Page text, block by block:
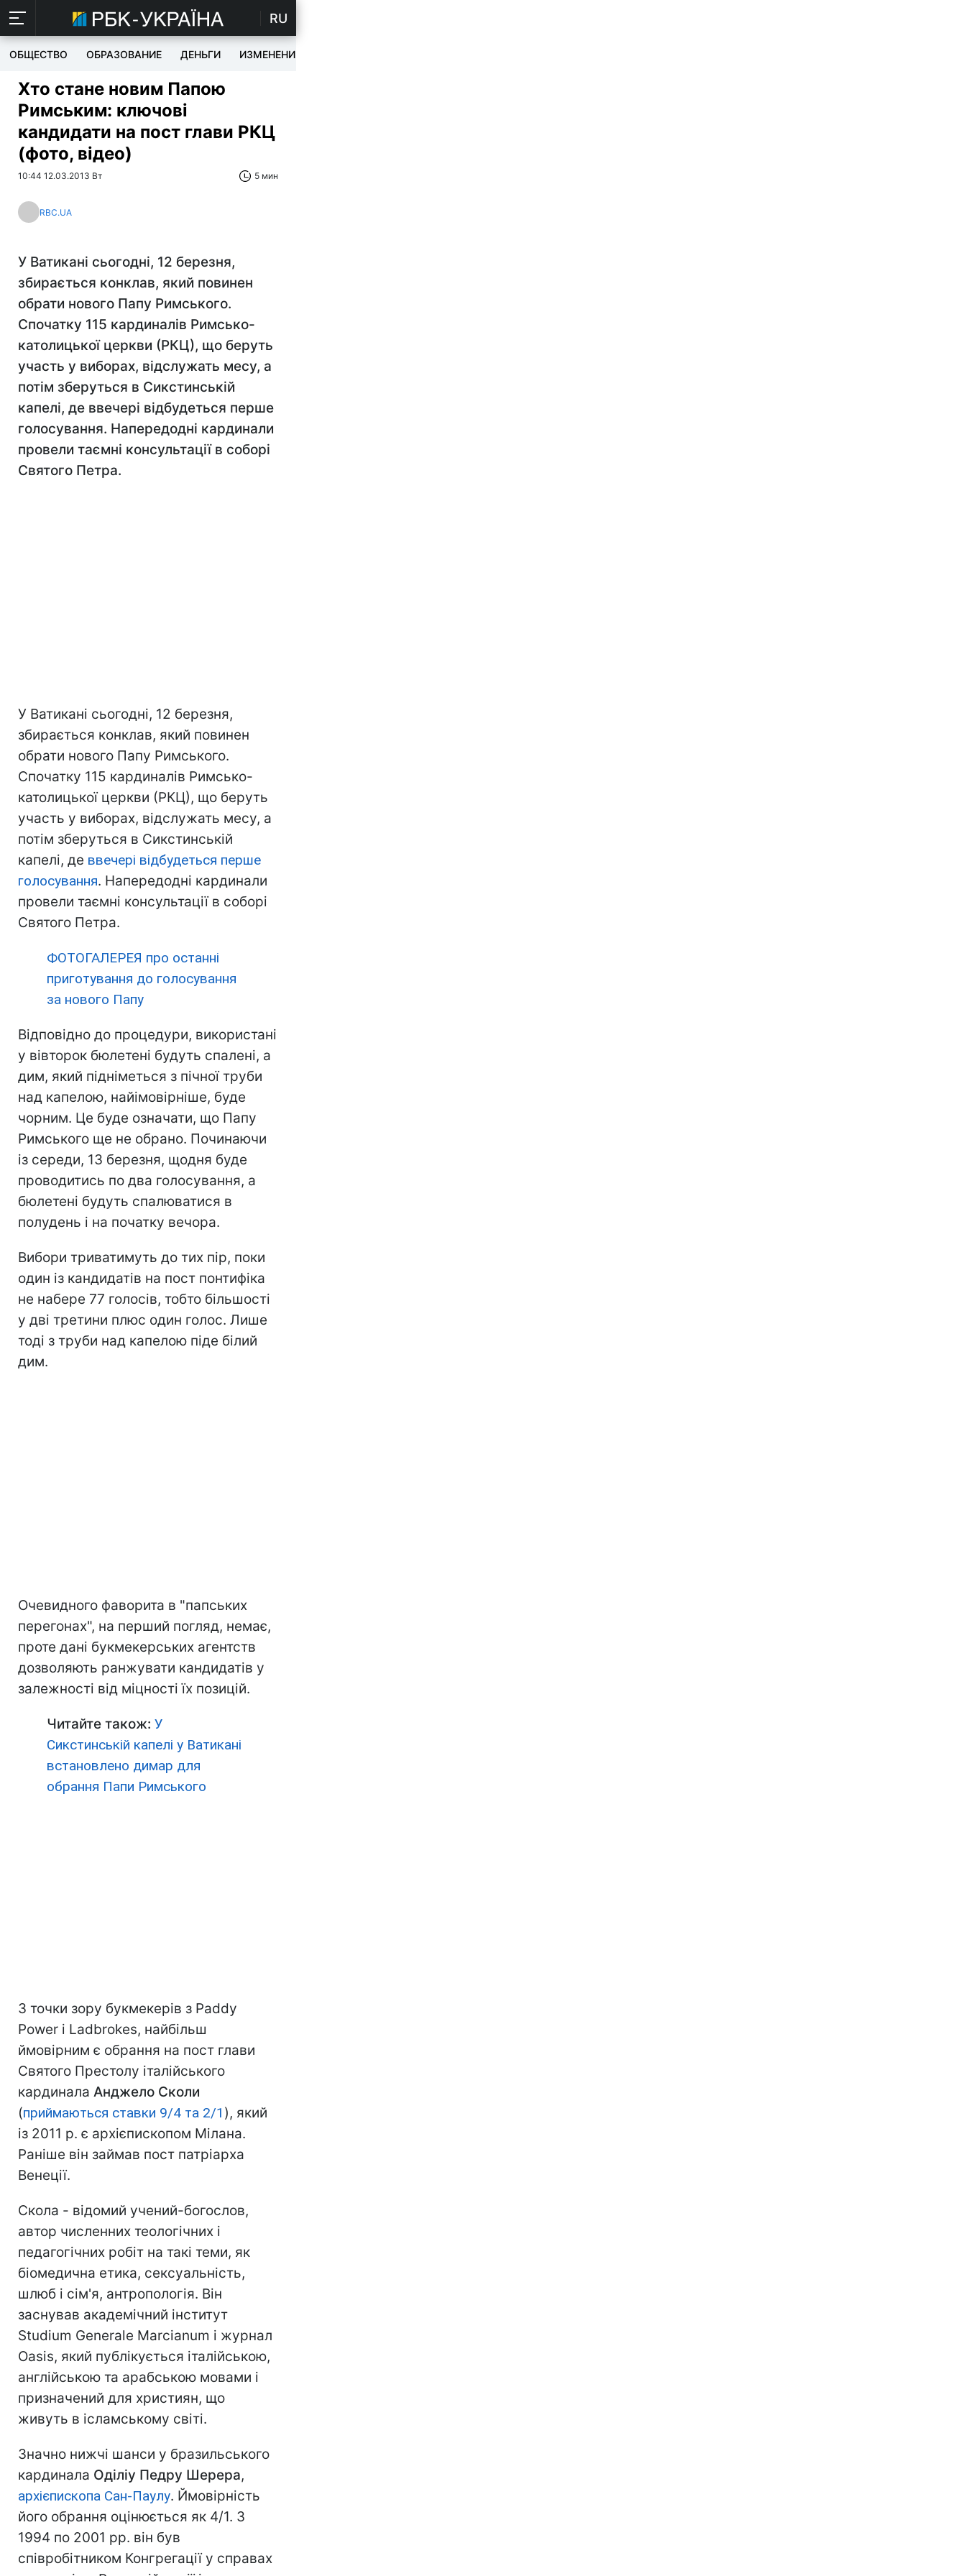
RU
ОБЩЕСТВО ОБРАЗОВАНИЕ ДЕНЬГИ ИЗМЕНЕНИЯ
Хто стане новим Папою
Римським: ключові
кандидати на пост глави РКЦ
(фото, відео)
10:44 12.03.2013 Вт 5 мин
RBC.UA
У Ватикані сьогодні, 12 березня,
збирається конклав, який повинен
обрати нового Папу Римського.
Спочатку 115 кардиналів Римсько-
католицької церкви (РКЦ), що беруть
участь у виборах, відслужать месу, а
потім зберуться в Сикстинській
капелі, де ввечері відбудеться перше
голосування. Напередодні кардинали
провели таємні консультації в соборі
Святого Петра.
У Ватикані сьогодні, 12 березня,
збирається конклав, який повинен
обрати нового Папу Римського.
Спочатку 115 кардиналів Римсько-
католицької церкви (РКЦ), що беруть
участь у виборах, відслужать месу, а
потім зберуться в Сикстинській
капелі, де ввечері відбудеться перше
голосування. Напередодні кардинали
провели таємні консультації в соборі
Святого Петра.
ФОТОГАЛЕРЕЯ про останні
приготування до голосування
за нового Папу
Відповідно до процедури, використані
у вівторок бюлетені будуть спалені, а
дим, який підніметься з пічної труби
над капелою, найімовірніше, буде
чорним. Це буде означати, що Папу
Римського ще не обрано. Починаючи
із середи, 13 березня, щодня буде
проводитись по два голосування, а
бюлетені будуть спалюватися в
полудень і на початку вечора.
Вибори триватимуть до тих пір, поки
один із кандидатів на пост понтифіка
не набере 77 голосів, тобто більшості
у дві третини плюс один голос. Лише
тоді з труби над капелою піде білий
дим.
Очевидного фаворита в "папських
перегонах", на перший погляд, немає,
проте дані букмекерських агентств
дозволяють ранжувати кандидатів у
залежності від міцності їх позицій.
Читайте також: У
Сикстинській капелі у Ватикані
встановлено димар для
обрання Папи Римського
З точки зору букмекерів з Paddy
Power і Ladbrokes, найбільш
ймовірним є обрання на пост глави
Святого Престолу італійського
кардинала Анджело Сколи
(приймаються ставки 9/4 та 2/1 ), який
із 2011 р. є архієпископом Мілана.
Раніше він займав пост патріарха
Венеції.
Скола - відомий учений-богослов,
автор численних теологічних і
педагогічних робіт на такі теми, як
біомедична етика, сексуальність,
шлюб і сім'я, антропологія. Він
заснував академічний інститут
Studium Generale Marcianum і журнал
Oasis, який публікується італійською,
англійською та арабською мовами і
призначений для християн, що
живуть в ісламському світі.
Значно нижчі шанси у бразильського
кардинала Оділіу Педру Шерера,
архієпископа Сан-Паулу. Ймовірність
його обрання оцінюється як 4/1. З
1994 по 2001 рр. він був
співробітником Конгрегації у справах